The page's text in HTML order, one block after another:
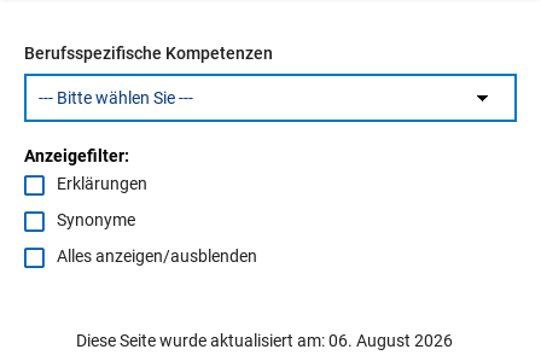
Berufsspezifische Kompetenzen
Anzeigefilter:
Erklärungen
Synonyme
Alles anzeigen/ausblenden
Diese Seite wurde aktualisiert am: 06. August 2026